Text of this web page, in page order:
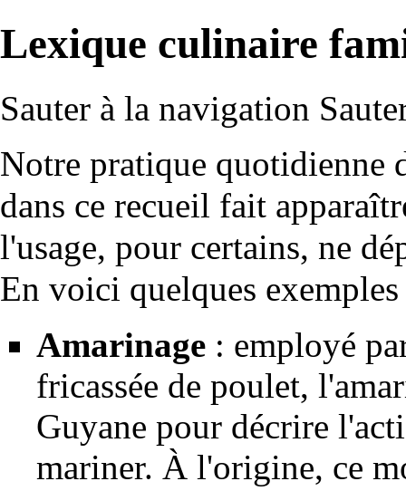
Lexique culinaire
Sauter à la navigation
Notre pratique quotidienne
dans ce recueil fait
l'usage, pour certains, ne
En voici quelques
Amarinage : employé
fricassée de poulet,
Guyane pour décrire
mariner. À l'origine, ce